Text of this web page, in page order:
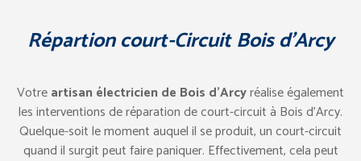
Répartion court-Circuit Bois d’Arcy
Votreartisan électricien de Bois d’Arcyréalise également
les interventions de réparation de court-circuit à Bois d’Arcy.
Quelque-soit le moment auquel il se produit, un court-circuit
quand il surgit peut faire paniquer. Effectivement, cela peut